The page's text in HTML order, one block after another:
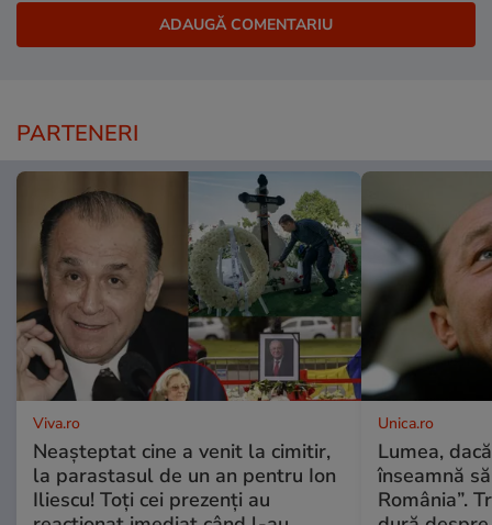
PARTENERI
Viva.ro
Neașteptat cine a venit la cimitir,
la parastasul de un an pentru Ion
Iliescu! Toți cei prezenți au
Unica.ro
Lumea,
înseamnă
România”.